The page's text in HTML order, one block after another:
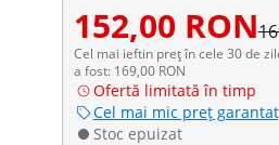
152,00 RON
Cel mai ieftin preț în cele 30 de
a fost: 169,00 RON
Ofertă limitată în timp
Cel mai mic preț garantat
Stoc epuizat